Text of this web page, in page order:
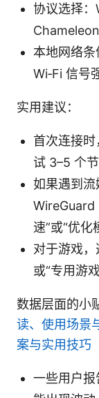
协议选择：
本地网络条
Wi‑Fi 信号
实用建议：
首次连接
试 3–5 个
如果遇到流
WireGuard
速”或“优化
对于游戏，
或“专用游
数据层面的小
读、使用场景
案与实用技巧
一些用户